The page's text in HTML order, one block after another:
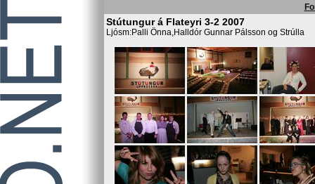
Stútungur á Flateyri 3-2 2007
Ljósm:Palli Önna,Halldór Gunnar Pálsson og Strúlla